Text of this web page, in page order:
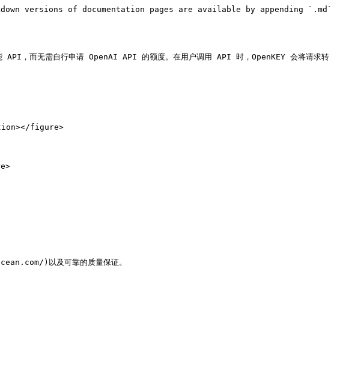
versions of documentation pages are available by appending `.md`
而无需自行申请 OpenAI API 的额度。在用户调用 API 时，OpenKEY 会将请求转
figure>
)以及可靠的质量保证。